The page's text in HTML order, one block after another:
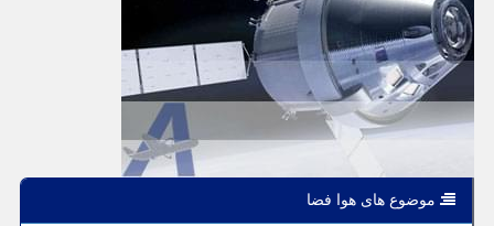
موضوع های هوا فضا